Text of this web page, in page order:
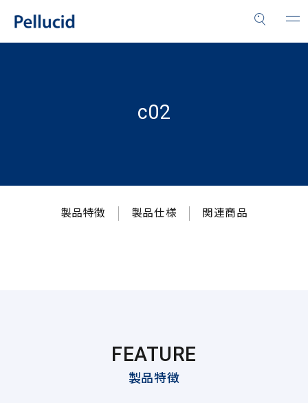
c02
製品特徴 製品仕様 関連商品
FEATURE
製品特徴